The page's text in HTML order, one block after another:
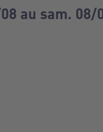
au sam. 08/